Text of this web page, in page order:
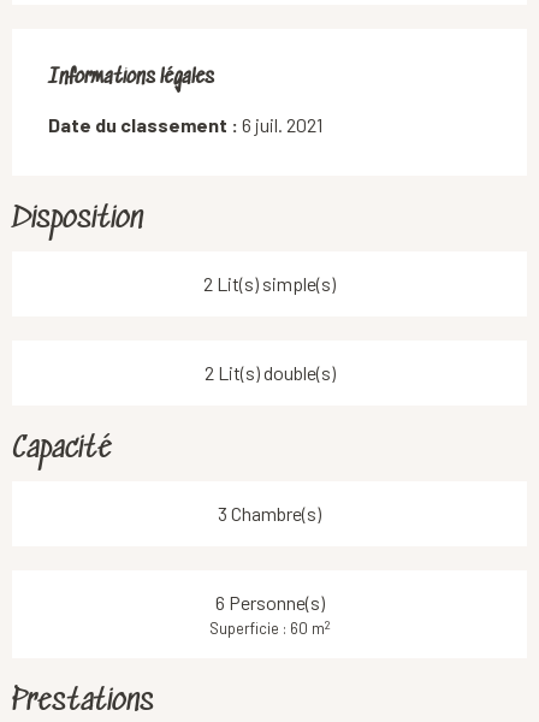
Informations légales
Informations légales
Date du classement : 6 juil. 2021
Disposition
2 Lit(s) simple(s)
2 Lit(s) double(s)
Capacité
3 Chambre(s)
6 Personne(s)
Superficie : 60 m2
Prestations